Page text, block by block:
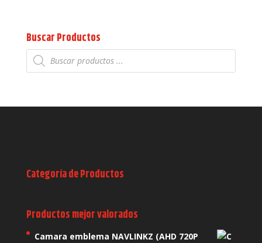
Buscar Productos
Búsqueda
de
productos
Categoría de Productos
Productos mejor valorados
Camara emblema NAVLINKZ (AHD 720P